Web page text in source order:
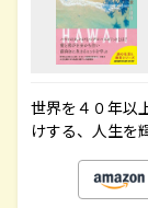
世界を４０年以
けする、人生を